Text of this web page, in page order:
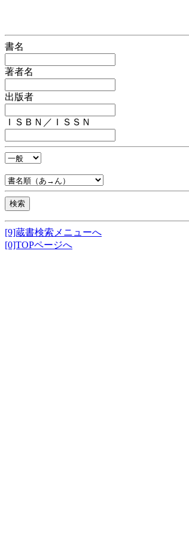
書名
著者名
出版者
ＩＳＢＮ／ＩＳＳＮ
[9]蔵書検索メニューへ
[0]TOPページへ